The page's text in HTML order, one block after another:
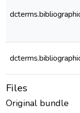
Files
Original bundle